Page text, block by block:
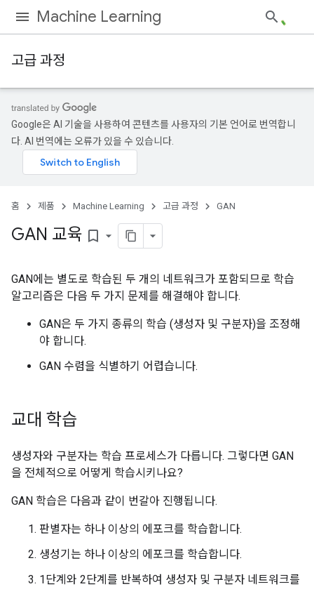
Machine Learning
고급 과정
Google은 AI 기술을 사용하여 콘텐츠를 사용자의 기본 언어로 번역합니
다. AI 번역에는 오류가 있을 수 있습니다.
홈 제품 Machine Learning 고급 과정 GAN
GAN 교육 bookmark_border
GAN에는 별도로 학습된 두 개의 네트워크가 포함되므로 학습
알고리즘은 다음 두 가지 문제를 해결해야 합니다.
GAN은 두 가지 종류의 학습 (생성자 및 구분자)을 조정해
야 합니다.
GAN 수렴을 식별하기 어렵습니다.
교대 학습
생성자와 구분자는 학습 프로세스가 다릅니다. 그렇다면 GAN
을 전체적으로 어떻게 학습시키나요?
GAN 학습은 다음과 같이 번갈아 진행됩니다.
판별자는 하나 이상의 에포크를 학습합니다.
생성기는 하나 이상의 에포크를 학습합니다.
1단계와 2단계를 반복하여 생성자 및 구분자 네트워크를